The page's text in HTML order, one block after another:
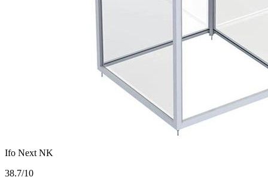
Ifo Next NK
38.7/10